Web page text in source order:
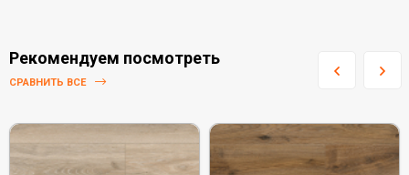
Рекомендуем посмотреть
СРАВНИТЬ ВСЕ